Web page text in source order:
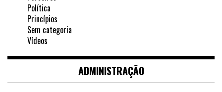
Política
Princípios
Sem categoria
Vídeos
ADMINISTRAÇÃO